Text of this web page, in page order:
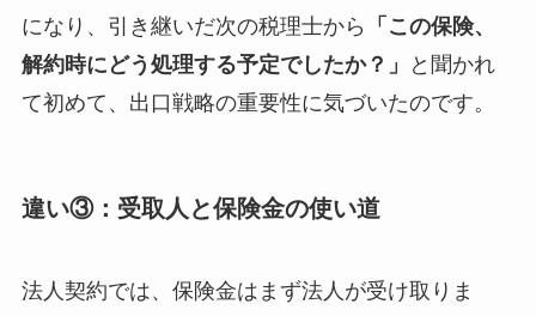
になり、引き継いだ次の税理士から
「この保険、
解約時にどう処理する予定でしたか？」
と聞かれ
て初めて、出口戦略の重要性に気づいたのです。
違い③：受取人と保険金の使い道
法人契約では、保険金はまず法人が受け取りま